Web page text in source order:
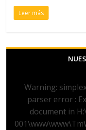
Leer más
Warning:
parser error :
document in